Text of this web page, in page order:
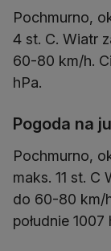
Pochmurno,
4 st. C. Wiatr
60-80 km/h.
Pogoda na
Pochmurno,
maks. 11 st.
do 60-80 km/